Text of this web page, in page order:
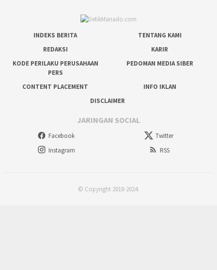
INDEKS BERITA
TENTANG KAMI
REDAKSI
KARIR
KODE PERILAKU PERUSAHAAN
PERS
PEDOMAN MEDIA SIBER
CONTENT PLACEMENT
INFO IKLAN
DISCLAIMER
JARINGAN SOCIAL
Facebook
Twitter
Instagram
RSS
© Copyright 2018-2024.